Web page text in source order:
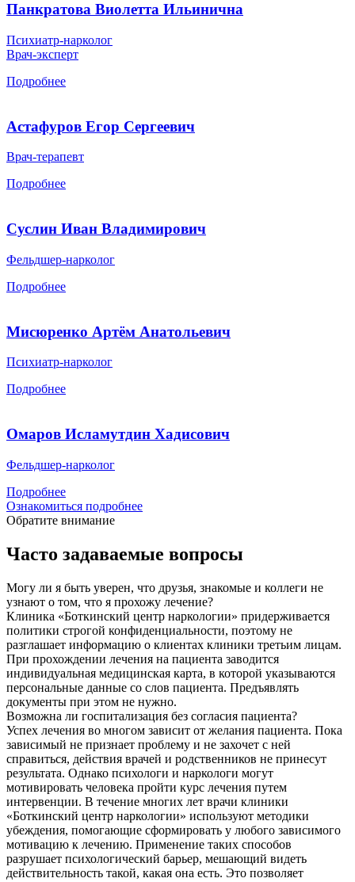
Панкратова Виолетта Ильинична
Психиатр-нарколог
Врач-эксперт
Подробнее
Астафуров Егор Сергеевич
Врач-терапевт
Подробнее
Суслин Иван Владимирович
Фельдшер-нарколог
Подробнее
Мисюренко Артём Анатольевич
Психиатр-нарколог
Подробнее
Омаров Исламутдин Хадисович
Фельдшер-нарколог
Подробнее
Ознакомиться подробнее
Обратите внимание
Часто задаваемые вопросы
Могу ли я быть уверен, что друзья, знакомые и коллеги не
узнают о том, что я прохожу лечение?
Клиника «Боткинский центр наркологии» придерживается
политики строгой конфиденциальности, поэтому не
разглашает информацию о клиентах клиники третьим лицам.
При прохождении лечения на пациента заводится
индивидуальная медицинская карта, в которой указываются
персональные данные со слов пациента. Предъявлять
документы при этом не нужно.
Возможна ли госпитализация без согласия пациента?
Успех лечения во многом зависит от желания пациента. Пока
зависимый не признает проблему и не захочет с ней
справиться, действия врачей и родственников не принесут
результата. Однако психологи и наркологи могут
мотивировать человека пройти курс лечения путем
интервенции. В течение многих лет врачи клиники
«Боткинский центр наркологии» используют методики
убеждения, помогающие сформировать у любого зависимого
мотивацию к лечению. Применение таких способов
разрушает психологический барьер, мешающий видеть
действительность такой, какая она есть. Это позволяет